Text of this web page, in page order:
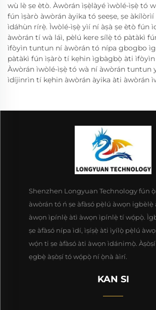
wù lè ṣe ètò. Àwòrán ìṣẹ̀làyé ìwòlé-ìṣẹ̀ tó
fún ìṣàrò àwòrán àyika tó ṣeeṣe, ṣe
ìdáhùn rírẹ̀. Ìwòlé-ìṣẹ̀ yìí ní àṣà ṣe ètò fún
àwòrán tí wà láì, pèlú kere sílẹ̀ tó pàtàkì
ìfòyìn tuntun ní àwòrán tó nípa gbogbo
pàtàkì fún ìṣàrò tí kẹhin ìgbàgbọ̀ àti
Àwòrán ìwòlé-ìṣẹ̀ tó wà ní àwòrán tuntun
ìdíjinrìn tí kẹhin àwòrán àyika àti àwòrán
Shenzhen Longyuan Technology fún
àwòrán tó ń ṣe àfàsó pẹ̀lú àwọn igbèlẹ̀
àwọn ìpínlẹ̀ àtì àwọn ìpínlẹ̀ tí wọ́pọ̀.
ṣe àfàsó nípa ìdí, ìṣíṣẹ̀ àti ìyílọ̀ pẹ̀lú
wọ́n ti ṣe àfàsó àti àwọn ìdánimọ̀.
ẹgbẹ̀ àṣòṣí tó wọ́pọ̀ ní ọ̀nà àìrí.
KAN SI